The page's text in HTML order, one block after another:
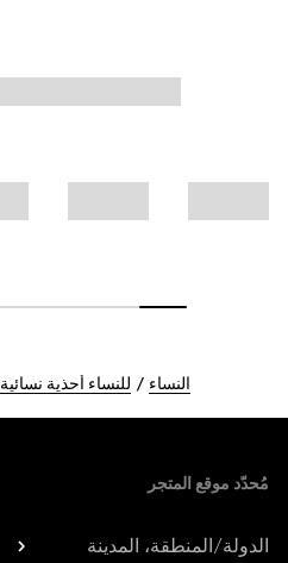
النساء للنساء أحذية نسائية
مُحدّد موقع المتجر
الدولة/المنطقة، المدينة